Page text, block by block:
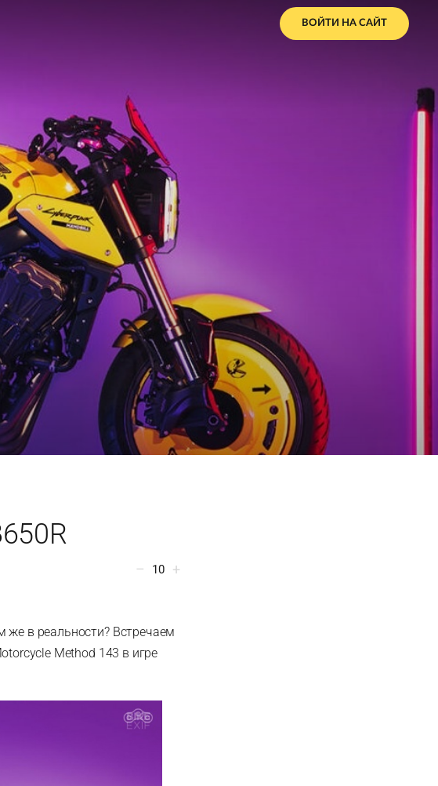
ВОЙТИ НА САЙТ
10
же в реальности? Встречаем
Method 143 в игре